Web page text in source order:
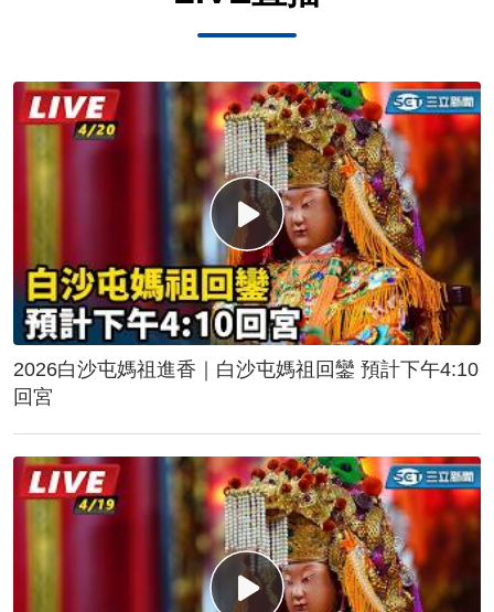
2026白沙屯媽祖進香｜白沙屯媽祖回鑾 預計下午4:10
回宮